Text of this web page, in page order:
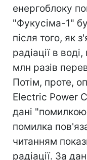
енергоблоку
"Фукусіма-1"
після того, як
радіації в
млн разів
Потім, проте,
Electric Power
дані
помилка
читанням
радіації. За